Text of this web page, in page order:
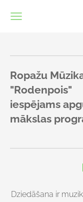
Ropažu
"Rodenpois"
iespējams
mākslas
Dziedāšana ir